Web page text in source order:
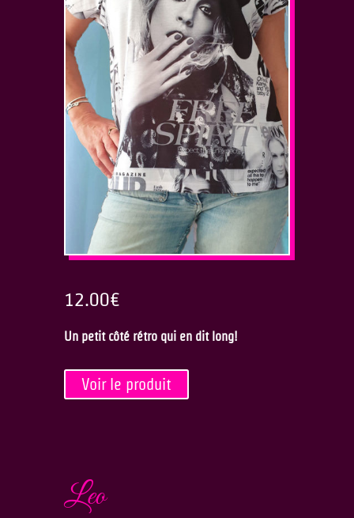
12.00€
Un petit côté rétro qui en dit long!
Voir le produit
Leo